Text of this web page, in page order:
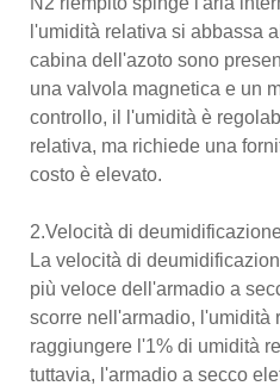
l'umidità relativa si abbassa
cabina dell'azoto sono
una valvola magnetica e un
controllo, il l'umidità è
relativa, ma richiede una
costo è elevato.
2.Velocità di
La velocità di
più veloce dell'armadio a
scorre nell'armadio, l'umidità
raggiungere l'1% di umidità
tuttavia, l'armadio a secco